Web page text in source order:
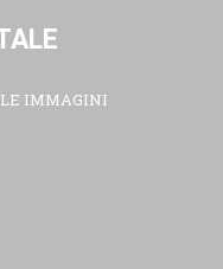
LE IMMAGINI